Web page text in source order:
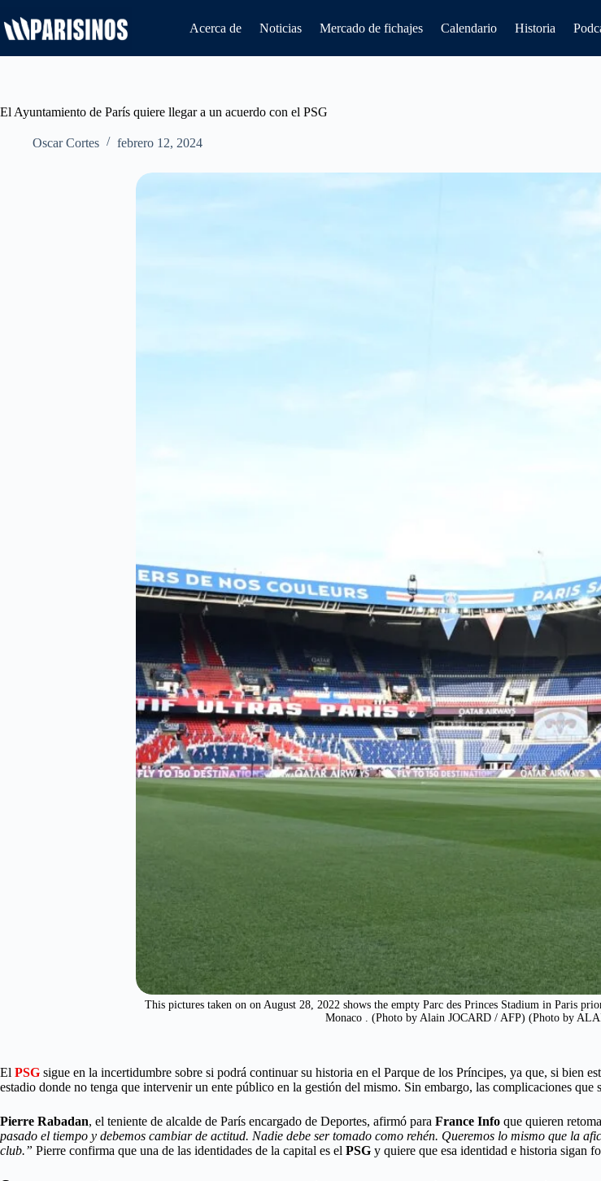
al
contenido
Acerca de Noticias Mercado de fichajes Calendario Historia
El Ayuntamiento de París quiere llegar a un acuerdo con el PSG
Oscar Cortes febrero 12, 2024
This pictures taken on on August 28, 2022 shows the empty Parc des Princes Stadium in Paris
Monaco . (Photo by Alain JOCARD / AFP) (Photo by
El PSG sigue en la incertidumbre sobre si podrá continuar su historia en el Parque de los Príncipes, ya que, si bien
estadio donde no tenga que intervenir un ente público en la gestión del mismo. Sin embargo, las complicaciones
Pierre Rabadan, el teniente de alcalde de París encargado de Deportes, afirmó para France Info que quieren
pasado el tiempo y debemos cambiar de actitud. Nadie debe ser tomado como rehén. Queremos lo mismo que la
club.” Pierre confirma que una de las identidades de la capital es el PSG y quiere que esa identidad e historia sigan